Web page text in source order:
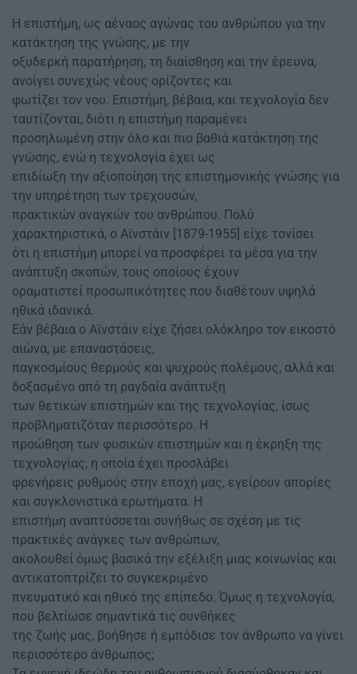
H επιστήμη, ως αέναος αγώνας του ανθρώπου για την
κατάκτηση της γνώσης, με την
οξυδερκή παρατήρηση, τη διαίσθηση και την έρευνα,
ανοίγει συνεχώς νέους ορίζοντες και
φωτίζει τον νου. Επιστήμη, βέβαια, και τεχνολογία δεν
ταυτίζονται, διότι η επιστήμη παραμένει
προσηλωμένη στην όλο και πιο βαθιά κατάκτηση της
γνώσης, ενώ η τεχνολογία έχει ως
επιδίωξη την αξιοποίηση της επιστημονικής γνώσης για
την υπηρέτηση των τρεχουσών,
πρακτικών αναγκών του ανθρώπου. Πολύ
χαρακτηριστικά, ο Αϊνστάιν [1879-1955] είχε τονίσει
ότι η επιστήμη μπορεί να προσφέρει τα μέσα για την
ανάπτυξη σκοπών, τους οποίους έχουν
οραματιστεί προσωπικότητες που διαθέτουν υψηλά
ηθικά ιδανικά.
Εάν βέβαια ο Αϊνστάιν είχε ζήσει ολόκληρο τον εικοστό
αιώνα, με επαναστάσεις,
παγκοσμίους θερμούς και ψυχρούς πολέμους, αλλά και
δοξασμένο από τη ραγδαία ανάπτυξη
των θετικών επιστημών και της τεχνολογίας, ίσως
προβληματιζόταν περισσότερο. Η
προώθηση των φυσικών επιστημών και η έκρηξη της
τεχνολογίας, η οποία έχει προσλάβει
φρενήρεις ρυθμούς στην εποχή μας, εγείρουν απορίες
και συγκλονιστικά ερωτήματα. Η
επιστήμη αναπτύσσεται συνήθως σε σχέση με τις
πρακτικές ανάγκες των ανθρώπων,
ακολουθεί όμως βασικά την εξέλιξη μιας κοινωνίας και
αντικατοπτρίζει το συγκεκριμένο
πνευματικό και ηθικό της επίπεδο. Όμως η τεχνολογία,
που βελτίωσε σημαντικά τις συνθήκες
της ζωής μας, βοήθησε ή εμπόδισε τον άνθρωπο να γίνει
περισσότερο άνθρωπος;